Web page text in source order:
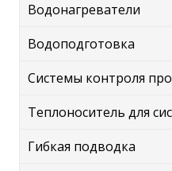
Водонагреватели
Водоподготовка
Системы контроля
Теплоноситель для
Гибкая подводка